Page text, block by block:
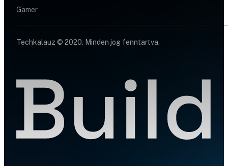
Gamer
Techkalauz © 2020. Minden jog fenntartva.